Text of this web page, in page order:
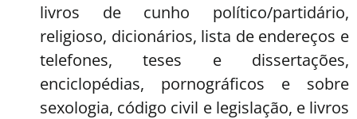
livros de cunho político/partidário,
religioso, dicionários, lista de endereços e
telefones, teses e dissertações,
enciclopédias, pornográficos e sobre
sexologia, código civil e legislação, e livros